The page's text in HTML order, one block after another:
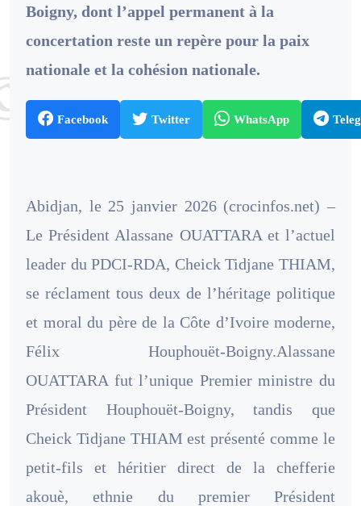
Boigny, dont l’appel permanent à la
concertation reste un repère pour la paix
nationale et la cohésion nationale.
Facebook Twitter WhatsApp
Abidjan, le 25 janvier 2026 (crocinfos.net) –
Le Président Alassane OUATTARA et l’actuel
leader du PDCI-RDA, Cheick Tidjane THIAM,
se réclament tous deux de l’héritage politique
et moral du père de la Côte d’Ivoire moderne,
Félix Houphouët-Boigny.Alassane
OUATTARA fut l’unique Premier ministre du
Président Houphouët-Boigny, tandis que
Cheick Tidjane THIAM est présenté comme le
petit-fils et héritier direct de la chefferie
akouè, ethnie du premier Président